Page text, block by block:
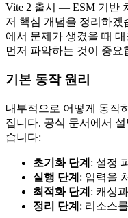
Vite 2 출시 — ESM 기반
저 핵심 개념을 정리하겠
에서 문제가 생겼을 때
먼저 파악하는 것이 중요
기본 동작 원리
내부적으로 어떻게 동작
집니다. 공식 문서에서
습니다:
초기화 단계 : 설정
실행 단계 : 입력을
최적화 단계 : 캐싱
정리 단계 : 리소스